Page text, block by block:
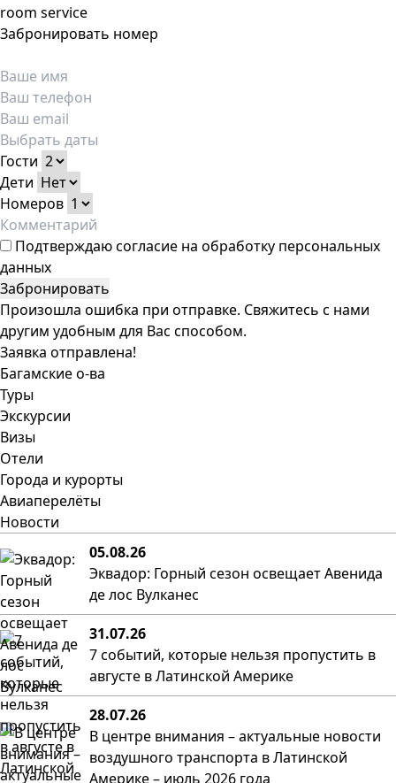
room service
Забронировать номер
Гости
Дети
Номеров
Подтверждаюсогласие на обработку персональных
данных
Забронировать
Произошла ошибка при отправке. Свяжитесь с нами
другим удобным для Вас способом.
Заявка отправлена!
Багамские о-ва
Туры
Экскурсии
Визы
Отели
Города и курорты
Авиаперелёты
Новости
05.08.26
Эквадор: Горный сезон освещает Авенида
де лос Вулканес
31.07.26
7 событий, которые нельзя пропустить в
августе в Латинской Америке
28.07.26
В центре внимания – актуальные новости
воздушного транспорта в Латинской
Америке – июль 2026 года